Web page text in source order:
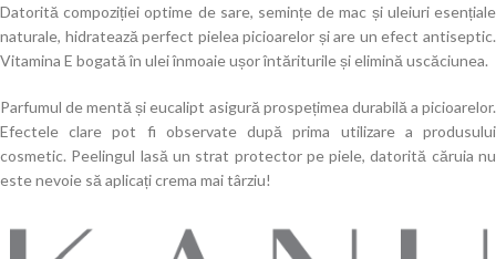
Datorită compoziției optime de sare, semințe de mac și uleiuri esențiale
naturale, hidratează perfect pielea picioarelor și are un efect antiseptic.
Vitamina E bogată în ulei înmoaie ușor întăriturile și elimină uscăciunea.
Parfumul de mentă și eucalipt asigură prospețimea durabilă a picioarelor.
Efectele clare pot fi observate după prima utilizare a produsului
cosmetic. Peelingul lasă un strat protector pe piele, datorită căruia nu
este nevoie să aplicați crema mai târziu!